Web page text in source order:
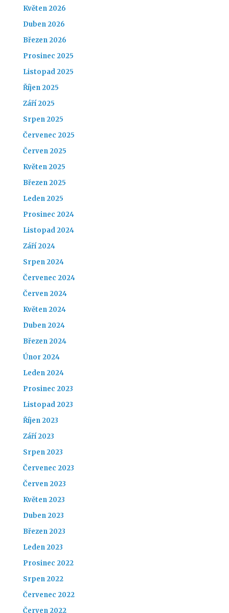
Květen 2026
Duben 2026
Březen 2026
Prosinec 2025
Listopad 2025
Říjen 2025
Září 2025
Srpen 2025
Červenec 2025
Červen 2025
Květen 2025
Březen 2025
Leden 2025
Prosinec 2024
Listopad 2024
Září 2024
Srpen 2024
Červenec 2024
Červen 2024
Květen 2024
Duben 2024
Březen 2024
Únor 2024
Leden 2024
Prosinec 2023
Listopad 2023
Říjen 2023
Září 2023
Srpen 2023
Červenec 2023
Červen 2023
Květen 2023
Duben 2023
Březen 2023
Leden 2023
Prosinec 2022
Srpen 2022
Červenec 2022
Červen 2022